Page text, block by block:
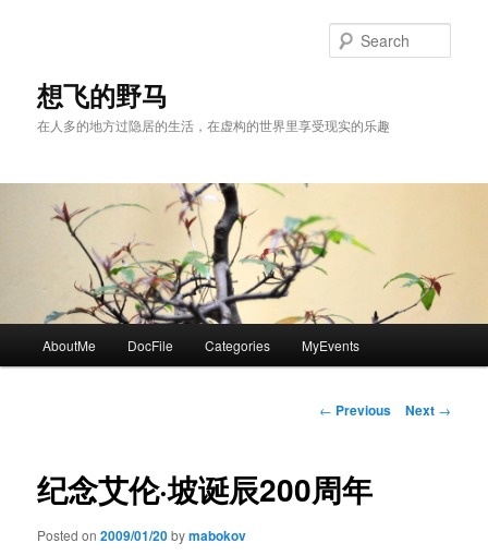
content想飞的野马
在人多的地方过隐居的生活，在虚构的世界里享受现实的乐趣
AboutMe DocFile Categories MyEvents
Post
← Previous Next →
纪念艾伦·坡诞辰200周年
Posted on2009/01/20bymabokov